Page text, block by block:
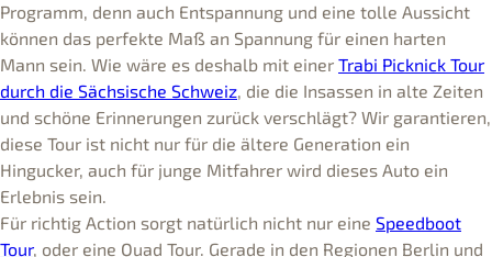
Programm, denn auch Entspannung und eine tolle Aussicht
können das perfekte Maß an Spannung für einen harten
Mann sein. Wie wäre es deshalb mit einer Trabi Picknick Tour
durch die Sächsische Schweiz, die die Insassen in alte Zeiten
und schöne Erinnerungen zurück verschlägt? Wir garantieren,
diese Tour ist nicht nur für die ältere Generation ein
Hingucker, auch für junge Mitfahrer wird dieses Auto ein
Erlebnis sein.
Für richtig Action sorgt natürlich nicht nur eine Speedboot
Tour, oder eine Quad Tour. Gerade in den Regionen Berlin und